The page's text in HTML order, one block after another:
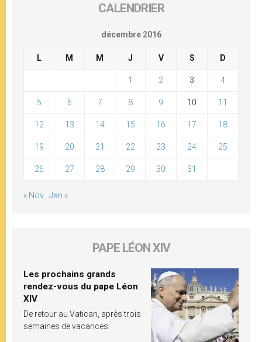
CALENDRIER
décembre 2016
L M M J V S D
1 2 3 4
5 6 7 8 9 10 11
12 13 14 15 16 17 18
19 20 21 22 23 24 25
26 27 28 29 30 31
« Nov Jan »
PAPE LÉON XIV
Les prochains grands
rendez-vous du pape Léon
XIV
De retour au Vatican, après trois
semaines de vacances